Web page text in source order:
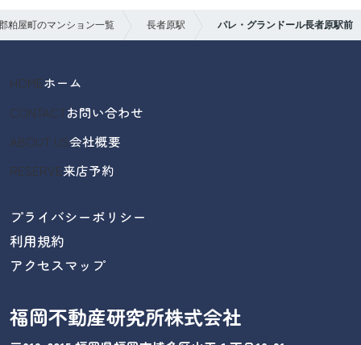
粕屋町のマンション一覧 長者原駅 パレ・グランドール長者原駅前
HOMEホーム
CONTACTお問い合わせ
ABOUT US会社概要
RESERVE来店予約
プライバシーポリシー
利用規約
アクセスマップ
福岡不動産研究所株式会社